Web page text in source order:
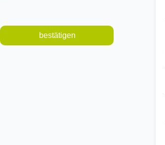
bestätigen